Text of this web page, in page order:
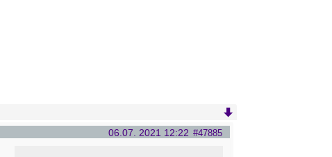
06.07. 2021 12:22 #47885